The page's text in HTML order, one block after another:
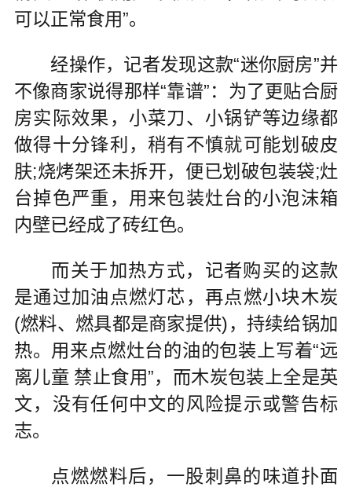
可以正常食用”。
经操作，记者发现这款“迷你厨房”并
不像商家说得那样“靠谱”：为了更贴合厨
房实际效果，小菜刀、小锅铲等边缘都
做得十分锋利，稍有不慎就可能划破皮
肤;烧烤架还未拆开，便已划破包装袋;灶
台掉色严重，用来包装灶台的小泡沫箱
内壁已经成了砖红色。
而关于加热方式，记者购买的这款
是通过加油点燃灯芯，再点燃小块木炭
(燃料、燃具都是商家提供)，持续给锅加
热。用来点燃灶台的油的包装上写着“远
离儿童 禁止食用”，而木炭包装上全是英
文，没有任何中文的风险提示或警告标
志。
点燃燃料后，一股刺鼻的味道扑面